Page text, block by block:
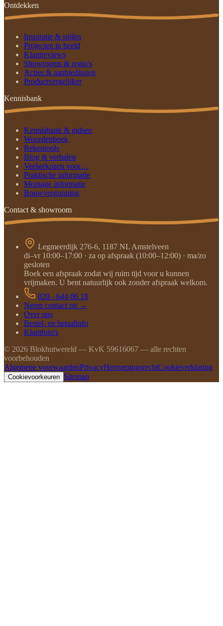
Ontdekken
Inspiratie & stijlen
Projecten in beeld
Klantreviews
Showrooms & regio's
Acties & aanbiedingen
Productvergelijker
Kennisbank
Kennisbank & gidsen
Woordenboek
Rekentools
Blog & verhalen
Veelgekozen voor…
Praktische informatie
Montage informatie
Bouwvergunning
Contact & showroom
Legmeerdijk 276-6, 1187 NL Amstelveen
di–vr 10:00–17:00 · za op afspraak (10:00–12:00) · ma/zo
gesloten
Boek een afspraak zodat wij ruim tijd voor u kunnen
vrijmaken. U bent natuurlijk ook zonder afspraak welkom.
020 - 644 06 18
Neem contact op →
Over ons
Bestel- en betaalinfo
Klantfoto's
© 2026 Blokhutwereld — KvK 59616067 — alle rechten
voorbehouden
Algemene voorwaardenPrivacyHerroepingsrechtCookieverklaring
Cookievoorkeuren Sitemap